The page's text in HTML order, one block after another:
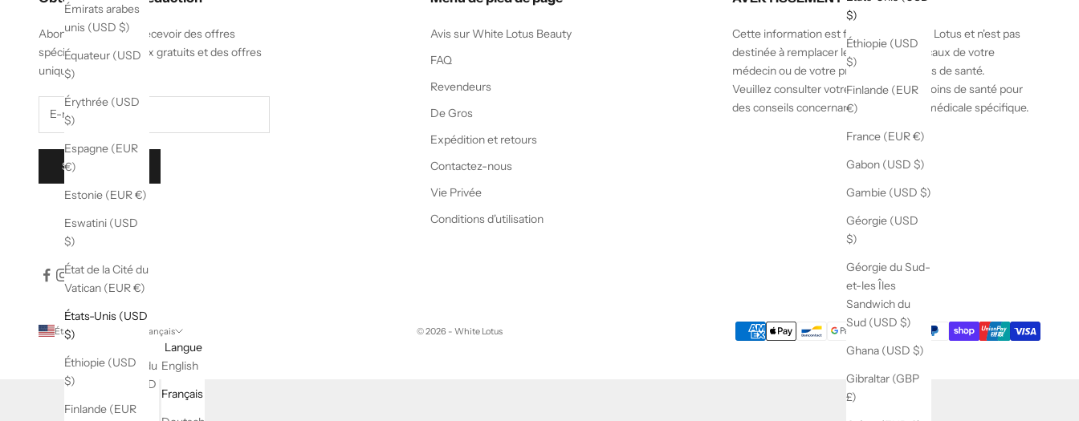
$)
Éthiopie (USD
$)
Finlande (EUR
€)
France (EUR €)
Gabon (USD $)
Gambie (USD $)
Géorgie (USD
$)
Géorgie du Sud-
et-les Îles
Sandwich du
Sud (USD $)
Ghana (USD $)
Gibraltar (GBP
£)
Émirats arabes
unis (USD $)
Équateur (USD
$)
Érythrée (USD
$)
Espagne (EUR
€)
Estonie (EUR €)
Eswatini (USD
$)
État de la Cité du
Vatican (EUR €)
États-Unis (USD
$)
Éthiopie (USD
$)
Finlande (EUR
Abonnez-vous pour recevoir des offres
spéciales, des cadeaux gratuits et des offres
uniques dans une vie.
S'INSCRIRE
Avis sur White Lotus Beauty
FAQ
Revendeurs
De Gros
Expédition et retours
Contactez-nous
Vie Privée
Conditions d'utilisation
Cette information est fournie par White Lotus et n'est pas
destinée à remplacer les conseils médicaux de votre
médecin ou de votre prestataire de soins de santé.
Veuillez consulter votre prestataire de soins de santé pour
des conseils concernant une condition médicale spécifique.
États-Unis (USD $)
Afrique du
Sud (USD
$)
Français
Langue
English
Français
© 2026 - White Lotus